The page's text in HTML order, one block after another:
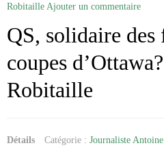
Robitaille Ajouter un commentaire
QS, solidaire des
coupes
Robitaille
Détails Catégorie : Journaliste